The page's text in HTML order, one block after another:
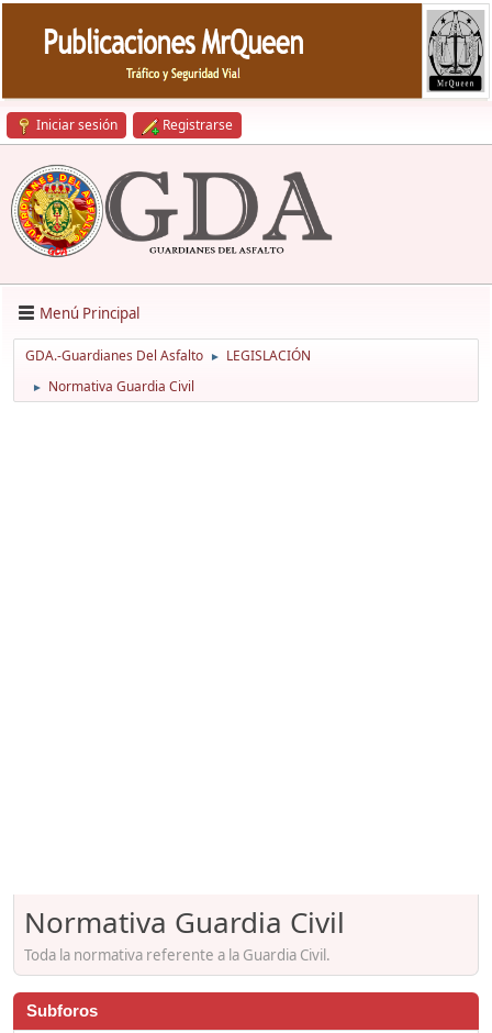
Iniciar sesión Registrarse
Menú Principal
GDA.-Guardianes Del Asfalto ► LEGISLACIÓN
► Normativa Guardia Civil
Normativa Guardia Civil
Toda la normativa referente a la Guardia Civil.
Subforos